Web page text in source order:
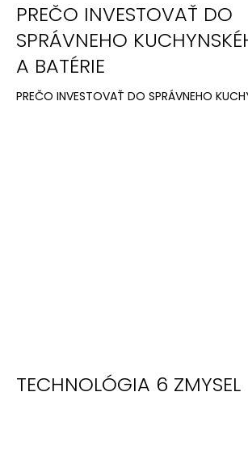
PREČO INVESTOVAŤ DO
SPRÁVNEHO
A BATÉRIE
PREČO INVESTOVAŤ DO SPRÁVNEHO
TECHNOLÓGIA 6 ZMYSEL
o
r
ú
č
a
m